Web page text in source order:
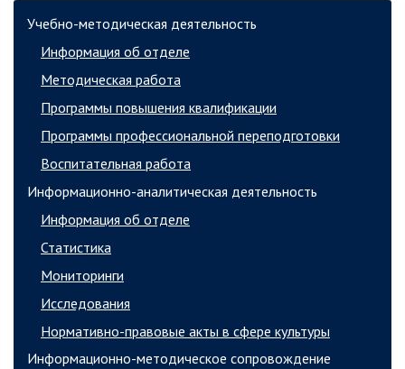
Учебно-методическая деятельность
Информация об отделе
Методическая работа
Программы повышения квалификации
Программы профессиональной переподготовки
Воспитательная работа
Информационно-аналитическая деятельность
Информация об отделе
Статистика
Мониторинги
Исследования
Нормативно-правовые акты в сфере культуры
Информационно-методическое сопровождение